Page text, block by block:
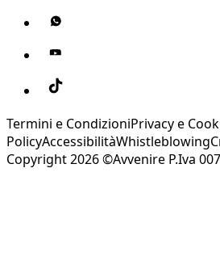
Termini e CondizioniPrivacy e
PolicyAccessibilitàWhistleblowing
Copyright 2026 ©Avvenire P.Iva